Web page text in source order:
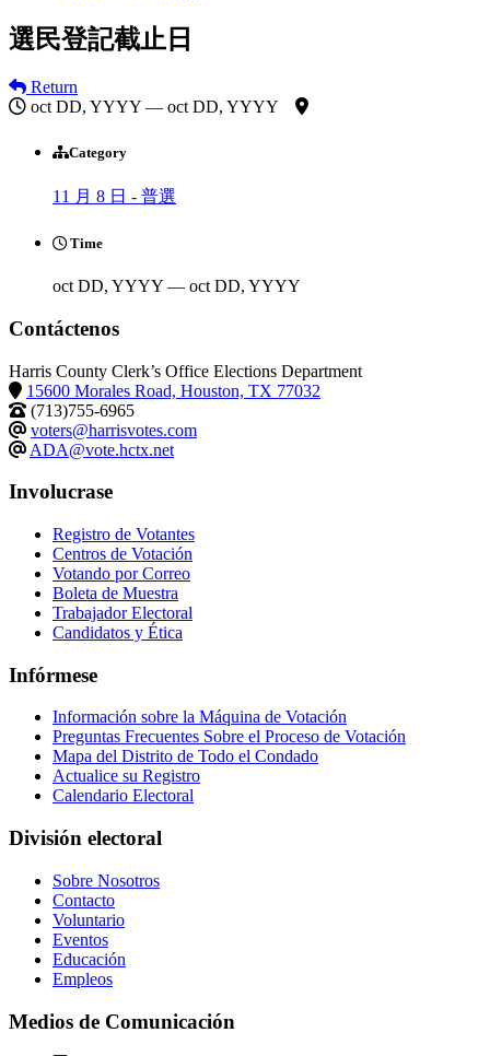
選民登記截止日
Return
oct DD, YYYY — oct DD, YYYY
Category
11 月 8 日 - 普選
Time
oct DD, YYYY — oct DD, YYYY
Contáctenos
Harris County Clerk’s Office Elections Department
15600 Morales Road, Houston, TX 77032
(713)755-6965
voters@harrisvotes.com
ADA@vote.hctx.net
Involucrase
Registro de Votantes
Centros de Votación
Votando por Correo
Boleta de Muestra
Trabajador Electoral
Candidatos y Ética
Infórmese
Información sobre la Máquina de Votación
Preguntas Frecuentes Sobre el Proceso de Votación
Mapa del Distrito de Todo el Condado
Actualice su Registro
Calendario Electoral
División electoral
Sobre Nosotros
Contacto
Voluntario
Eventos
Educación
Empleos
Medios de Comunicación